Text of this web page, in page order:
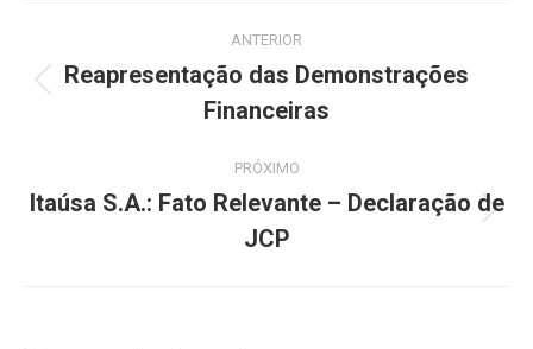
de
ANTERIOR
anterior:
Reapresentação das Demonstrações
Financeiras
PRÓXIMO
post:
Itaúsa S.A.: Fato Relevante – Declaração de
JCP